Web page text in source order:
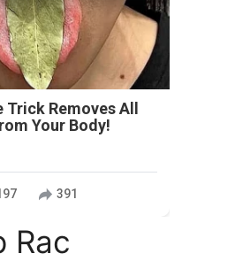
Trick Removes All
Your Body!
391
Rac